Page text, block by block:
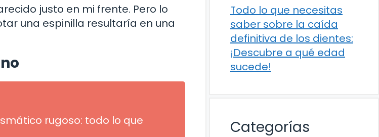
justo en mi frente. Pero lo
una espinilla resultaría en una
rugoso: todo lo que
Todo lo que necesitas
saber sobre la caída
definitiva de los dientes:
¡Descubre a qué edad
sucede!
Categorías